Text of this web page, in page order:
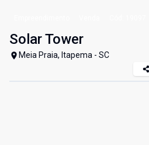
Solar Tower
Meia Praia, Itapema - SC